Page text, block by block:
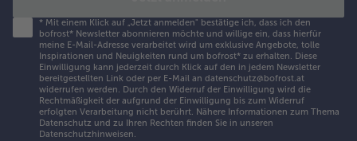
* Mit einem Klick auf „Jetzt anmelden" bestätige ich, dass ich den
bofrost* Newsletter abonnieren möchte und willige ein, dass hierfür
meine E-Mail-Adresse verarbeitet wird um exklusive Angebote, tolle
Inspirationen und Neuigkeiten rund um bofrost* zu erhalten. Diese
Einwilligung kann jederzeit durch Klick auf den in jedem Newsletter
bereitgestellten Link oder per E-Mail an datenschutz@bofrost.at
widerrufen werden. Durch den Widerruf der Einwilligung wird die
Rechtmäßigkeit der aufgrund der Einwilligung bis zum Widerruf
erfolgten Verarbeitung nicht berührt. Nähere Informationen zum Thema
Datenschutz und zu Ihren Rechten finden Sie in unseren
Datenschutzhinweisen.